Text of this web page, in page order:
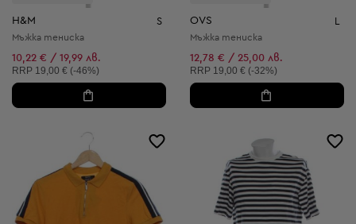
H&M S
Мъжка тениска
10,22 € / 19,99 лв.
Препоръчителна цена:
RRP 19,00 € (-46%)
OVS L
Мъжка тениска
12,78 € / 25,00 лв.
Препоръчителна цена:
RRP 19,00 € (-32%)